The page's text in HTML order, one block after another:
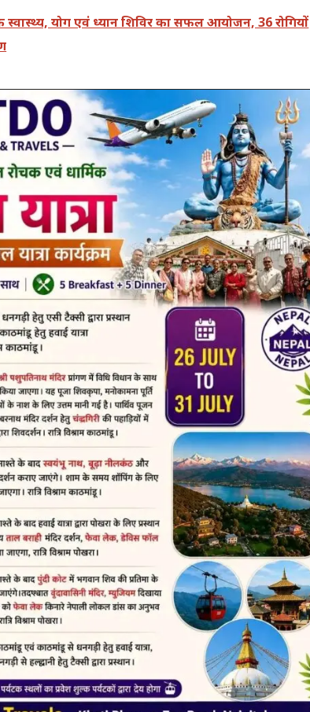
स्वास्थ्य, योग एवं ध्यान शिविर का सफल आयोजन, 36 रोगियों